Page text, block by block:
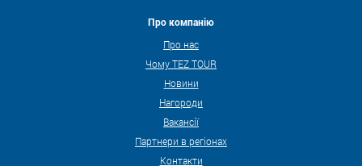
Про компанію
Про нас
Чому TEZ TOUR
Новини
Нагороди
Вакансії
Партнери в регіонах
Контакти